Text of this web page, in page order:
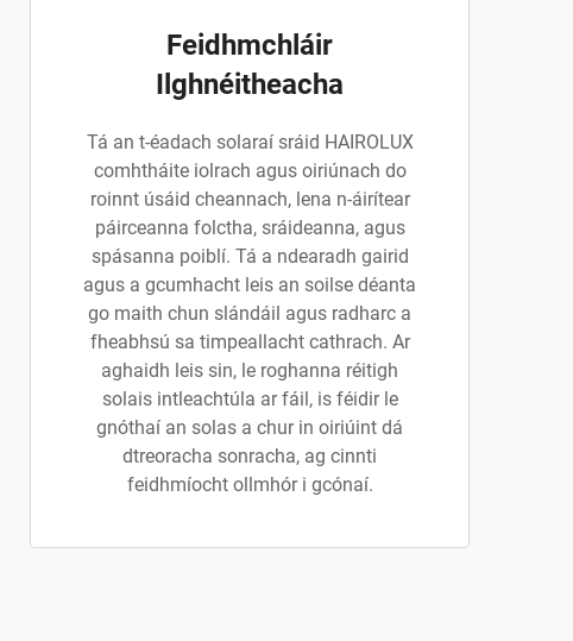
Feidhmchláir
Ilghnéitheacha
Tá an t-éadach solaraí sráid HAIROLUX
comhtháite iolrach agus oiriúnach do
roinnt úsáid cheannach, lena n-áirítear
páirceanna folctha, sráideanna, agus
spásanna poiblí. Tá a ndearadh gairid
agus a gcumhacht leis an soilse déanta
go maith chun slándáil agus radharc a
fheabhsú sa timpeallacht cathrach. Ar
aghaidh leis sin, le roghanna réitigh
solais intleachtúla ar fáil, is féidir le
gnóthaí an solas a chur in oiriúint dá
dtreoracha sonracha, ag cinnti
feidhmíocht ollmhór i gcónaí.